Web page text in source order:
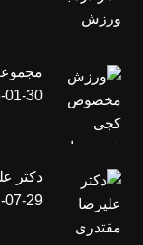
01-30
دکتر
07-29